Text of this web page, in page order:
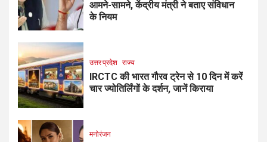
आमने-सामने, केंद्रीय मंत्री ने बताए संविधान
के नियम
उत्तर प्रदेश राज्य
IRCTC की भारत गौरव ट्रेन से 10 दिन में करें
चार ज्योतिर्लिंगों के दर्शन, जानें किराया
मनोरंजन